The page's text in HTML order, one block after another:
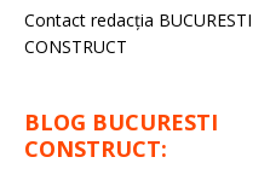
Contact redacţia BUCURESTI
CONSTRUCT
BLOG BUCURESTI
CONSTRUCT: